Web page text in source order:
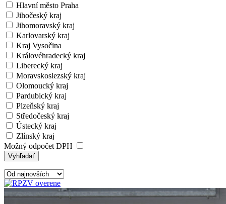
Hlavní město Praha
Jihočeský kraj
Jihomoravský kraj
Karlovarský kraj
Kraj Vysočina
Královéhradecký kraj
Liberecký kraj
Moravskoslezský kraj
Olomoucký kraj
Pardubický kraj
Plzeňský kraj
Středočeský kraj
Ústecký kraj
Zlínský kraj
Možný odpočet DPH
Vyhľadať